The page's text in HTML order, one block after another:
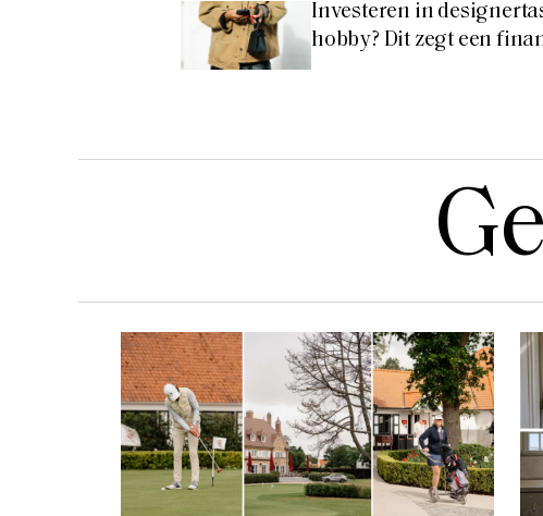
Investeren in
hobby? Dit zegt een